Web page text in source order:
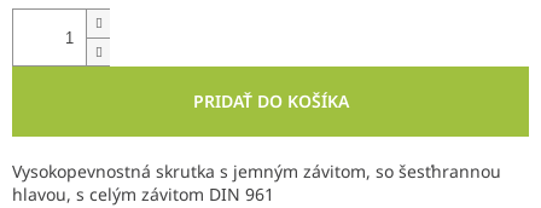
PRIDAŤ DO KOŠÍKA
Vysokopevnostná skrutka s jemným závitom, so šesťhrannou
hlavou, s celým závitom DIN 961